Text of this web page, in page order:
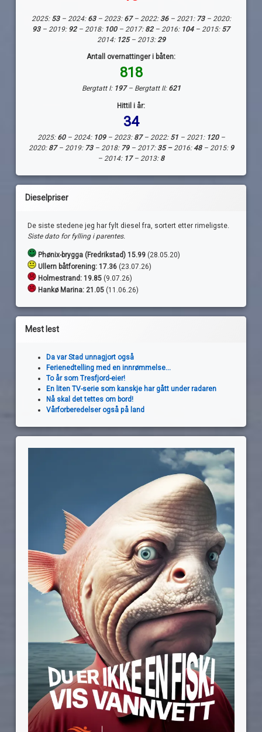
2025: 53– 2024:63– 2023: 67– 2022: 36– 2021: 73– 2020:
93– 2019: 92– 2018: 100 – 2017: 82– 2016: 104– 2015: 57
2014: 125– 2013: 29
Antall overnattinger i båten:
818
Bergtatt I: 197– Bergtatt II: 621
Hittil i år:
34
2025: 60– 2024: 109– 2023: 87– 2022: 51– 2021: 120–
2020: 87– 2019: 73– 2018: 79– 2017: 35 –2016:48– 2015: 9
– 2014: 17– 2013: 8
Dieselpriser
De siste stedene jeg har fylt diesel fra, sortert etter rimeligste.
Siste dato for fylling i parentes.
Phønix-brygga (Fredrikstad) 15.99 (28.05.20)
Ullern båtforening: 17.36 (23.07.26)
Holmestrand: 19.85 (9.07.26)
Hankø Marina: 21.05 (11.06.26)
Mest lest
Da var Stad unnagjort også
Ferienedtelling med en innrømmelse...
To år som Tresfjord-eier!
En liten TV-serie som kanskje har gått under radaren
Nå skal det tettes om bord!
Vårforberedelser også på land